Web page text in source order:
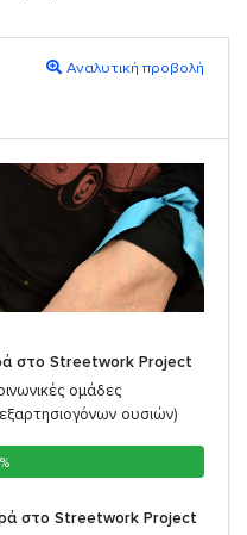
Αναλυτική προβολή
στο Streetwork Project
ομάδες
ουσιών)
στο Streetwork Project